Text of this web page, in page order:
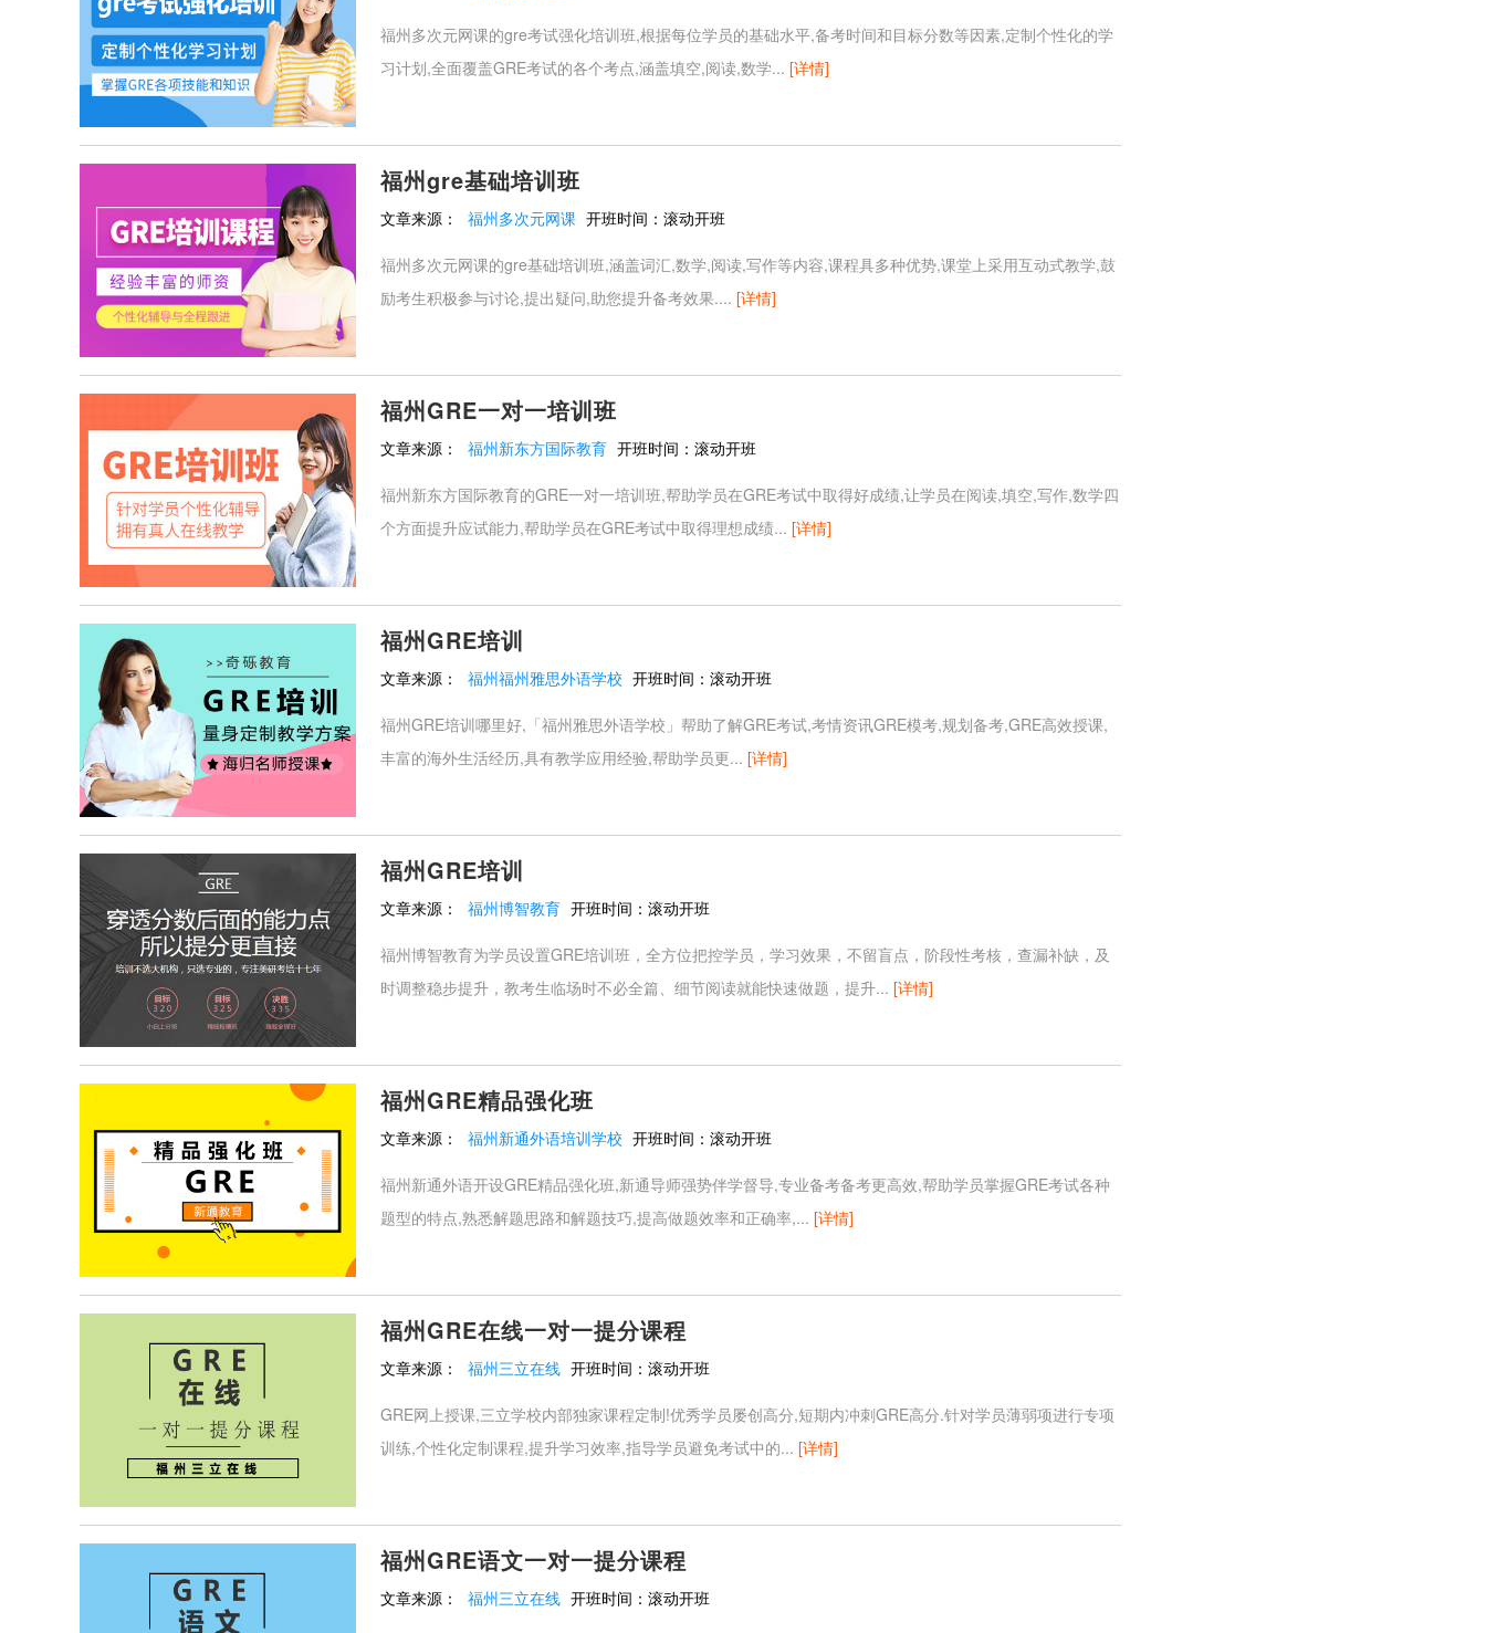
福州多次元网课的gre考试强化培训班,根据每位学员的基础水平,备考时间和目标分数等因素,定制个性化的学
习计划,全面覆盖GRE考试的各个考点,涵盖填空,阅读,数学... [详情]
福州gre基础培训班
文章来源： 福州多次元网课 开班时间： 滚动开班
福州多次元网课的gre基础培训班,涵盖词汇,数学,阅读,写作等内容,课程具多种优势,课堂上采用互动式教学,鼓
励考生积极参与讨论,提出疑问,助您提升备考效果.... [详情]
福州GRE一对一培训班
文章来源： 福州新东方国际教育 开班时间： 滚动开班
福州新东方国际教育的GRE一对一培训班,帮助学员在GRE考试中取得好成绩,让学员在阅读,填空,写作,数学四
个方面提升应试能力,帮助学员在GRE考试中取得理想成绩... [详情]
福州GRE培训
文章来源： 福州福州雅思外语学校 开班时间： 滚动开班
福州GRE培训哪里好,「福州雅思外语学校」帮助了解GRE考试,考情资讯GRE模考,规划备考,GRE高效授课,
丰富的海外生活经历,具有教学应用经验,帮助学员更... [详情]
福州GRE培训
文章来源： 福州博智教育 开班时间： 滚动开班
福州博智教育为学员设置GRE培训班，全方位把控学员，学习效果，不留盲点，阶段性考核，查漏补缺，及
时调整稳步提升，教考生临场时不必全篇、细节阅读就能快速做题，提升... [详情]
福州GRE精品强化班
文章来源： 福州新通外语培训学校 开班时间： 滚动开班
福州新通外语开设GRE精品强化班,新通导师强势伴学督导,专业备考备考更高效,帮助学员掌握GRE考试各种
题型的特点,熟悉解题思路和解题技巧,提高做题效率和正确率,... [详情]
福州GRE在线一对一提分课程
文章来源： 福州三立在线 开班时间： 滚动开班
GRE网上授课,三立学校内部独家课程定制!优秀学员屡创高分,短期内冲刺GRE高分.针对学员薄弱项进行专项
训练,个性化定制课程,提升学习效率,指导学员避免考试中的... [详情]
福州GRE语文一对一提分课程
文章来源： 福州三立在线 开班时间： 滚动开班